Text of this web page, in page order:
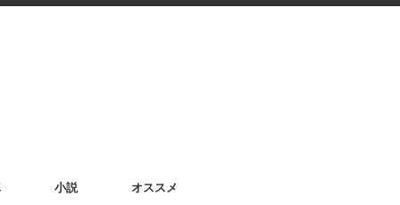
小説 オススメ